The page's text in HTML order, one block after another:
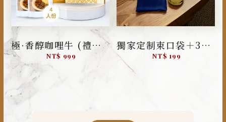
極·香醇咖哩牛 (禮盒裝)
NT$ 999
獨家定制束口袋＋304不鏽鋼金湯匙、銀湯匙
NT$ 199